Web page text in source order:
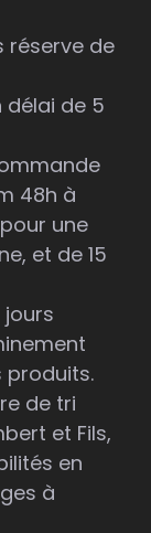
réserve de
délai de 5
48h à
une
et de 15
jours
produits.
de tri
et Fils,
en
à